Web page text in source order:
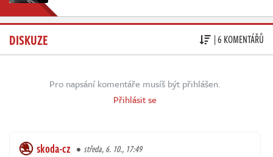
DISKUZE | 6 KOMENTÁŘŮ
Pro napsání komentáře musíš být přihlášen.
Přihlásit se
skoda-cz středa, 6. 10., 17:49